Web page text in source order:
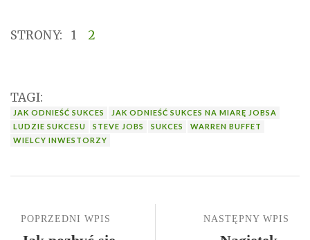
STRONY: 1 2
TAGI:
JAK ODNIEŚĆ SUKCES
JAK ODNIEŚĆ SUKCES NA MIARĘ JOBSA
LUDZIE SUKCESU
STEVE JOBS SUKCES
WARREN BUFFET
WIELCY INWESTORZY
NASTĘPNY WPIS
POPRZEDNI WPIS